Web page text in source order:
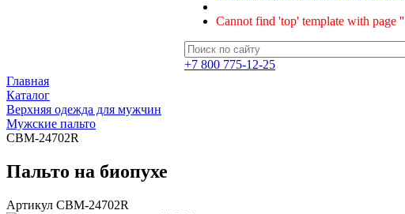
Cannot find 'top' template with page ''
+7 800 775-12-25
Главная
Каталог
Верхняя одежда для мужчин
Мужские пальто
CBM-24702R
Пальто на биопухе
Артикул CBM-24702R